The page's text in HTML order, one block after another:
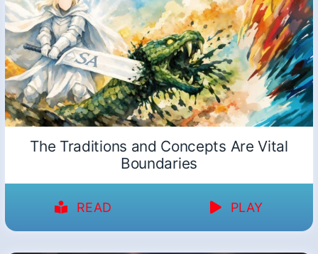
The Traditions and Concepts Are Vital
Boundaries
READ PLAY